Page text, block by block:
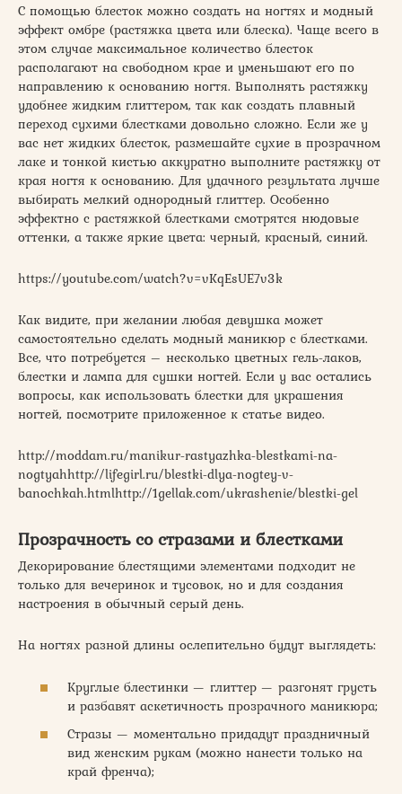
С помощью блесток можно создать на ногтях и модный
эффект омбре (растяжка цвета или блеска). Чаще всего в
этом случае максимальное количество блесток
располагают на свободном крае и уменьшают его по
направлению к основанию ногтя. Выполнять растяжку
удобнее жидким глиттером, так как создать плавный
переход сухими блестками довольно сложно. Если же у
вас нет жидких блесток, размешайте сухие в прозрачном
лаке и тонкой кистью аккуратно выполните растяжку от
края ногтя к основанию. Для удачного результата лучше
выбирать мелкий однородный глиттер. Особенно
эффектно с растяжкой блестками смотрятся нюдовые
оттенки, а также яркие цвета: черный, красный, синий.
https://youtube.com/watch?v=vKqEsUE7v3k
Как видите, при желании любая девушка может
самостоятельно сделать модный маникюр с блестками.
Все, что потребуется – несколько цветных гель-лаков,
блестки и лампа для сушки ногтей. Если у вас остались
вопросы, как использовать блестки для украшения
ногтей, посмотрите приложенное к статье видео.
http://moddam.ru/manikur-rastyazhka-blestkami-na-
nogtyahhttp://lifegirl.ru/blestki-dlya-nogtey-v-
banochkah.htmlhttp://1gellak.com/ukrashenie/blestki-gel
Прозрачность со стразами и блестками
Декорирование блестящими элементами подходит не
только для вечеринок и тусовок, но и для создания
настроения в обычный серый день.
На ногтях разной длины ослепительно будут выглядеть:
Круглые блестинки — глиттер — разгонят грусть
и разбавят аскетичность прозрачного маникюра;
Стразы — моментально придадут праздничный
вид женским рукам (можно нанести только на
край френча);